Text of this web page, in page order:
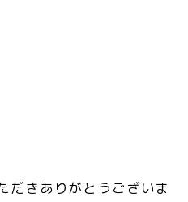
だきありがとうございま